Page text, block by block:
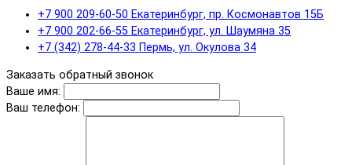
+7 900 209-60-50 Екатеринбург, пр. Космонавтов 15Б
+7 900 202-66-55 Екатеринбург, ул. Шаумяна 35
+7 (342) 278-44-33 Пермь, ул. Окулова 34
Заказать обратный звонок
Ваше имя:
Ваш телефон: